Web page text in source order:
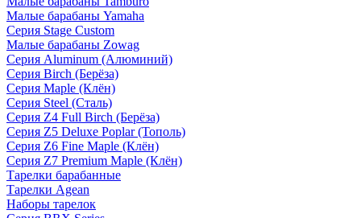
Малые барабаны Yamaha
Серия Stage Custom
Малые барабаны Zowag
Серия Aluminum (Алюминий)
Серия Birch (Берёза)
Серия Maple (Клён)
Серия Steel (Сталь)
Серия Z4 Full Birch (Берёза)
Серия Z5 Deluxe Poplar (Тополь)
Серия Z6 Fine Maple (Клён)
Серия Z7 Premium Maple (Клён)
Тарелки барабанные
Тарелки Agean
Наборы тарелок